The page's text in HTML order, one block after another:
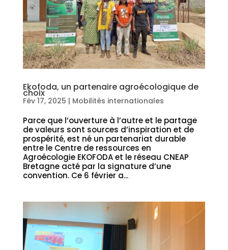
Ekofoda, un partenaire agroécologique de
choix
Fév 17, 2025 | Mobilités internationales
Parce que l’ouverture à l’autre et le partage
de valeurs sont sources d’inspiration et de
prospérité, est né un partenariat durable
entre le Centre de ressources en
Agroécologie EKOFODA et le réseau CNEAP
Bretagne acté par la signature d’une
convention. Ce 6 février a...